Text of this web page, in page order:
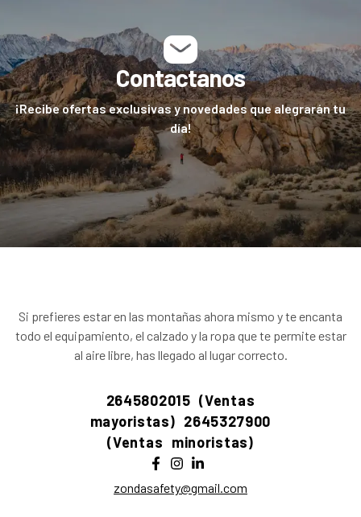
Contactanos
¡Recibe ofertas exclusivas y novedades que alegrarán tu
día!
Si prefieres estar en las montañas ahora mismo y te encanta
todo el equipamiento, el calzado y la ropa que te permite estar
al aire libre, has llegado al lugar correcto.
2645802015 (Ventas
mayoristas) 2645327900
(Ventas minoristas)
zondasafety@gmail.com